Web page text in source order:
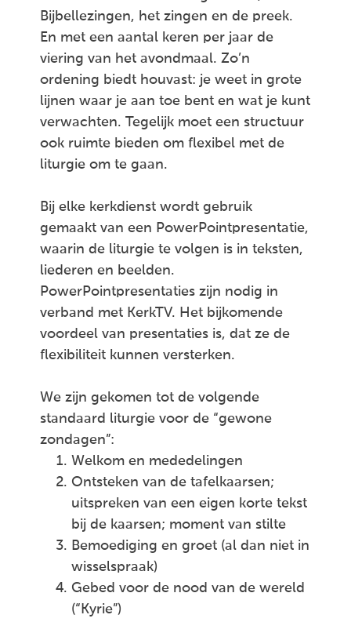
Bijbellezingen, het zingen en de preek.
En met een aantal keren per jaar de
viering van het avondmaal. Zo’n
ordening biedt houvast: je weet in grote
lijnen waar je aan toe bent en wat je kunt
verwachten. Tegelijk moet een structuur
ook ruimte bieden om flexibel met de
liturgie om te gaan.
Bij elke kerkdienst wordt gebruik
gemaakt van een PowerPointpresentatie,
waarin de liturgie te volgen is in teksten,
liederen en beelden.
PowerPointpresentaties zijn nodig in
verband met KerkTV. Het bijkomende
voordeel van presentaties is, dat ze de
flexibiliteit kunnen versterken.
We zijn gekomen tot de volgende
standaard liturgie voor de “gewone
zondagen”:
Welkom en mededelingen
Ontsteken van de tafelkaarsen;
uitspreken van een eigen korte tekst
bij de kaarsen; moment van stilte
Bemoediging en groet (al dan niet in
wisselspraak)
Gebed voor de nood van de wereld
(“Kyrie”)